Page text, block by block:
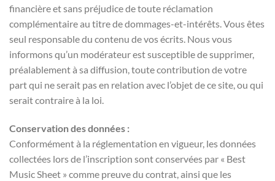
financière et sans préjudice de toute réclamation
complémentaire au titre de dommages-et-intérêts. Vous êtes
seul responsable du contenu de vos écrits. Nous vous
informons qu’un modérateur est susceptible de supprimer,
préalablement à sa diffusion, toute contribution de votre
part qui ne serait pas en relation avec l’objet de ce site, ou qui
serait contraire à la loi.
Conservation des données :
Conformément à la réglementation en vigueur, les données
collectées lors de l’inscription sont conservées par « Best
Music Sheet » comme preuve du contrat, ainsi que les